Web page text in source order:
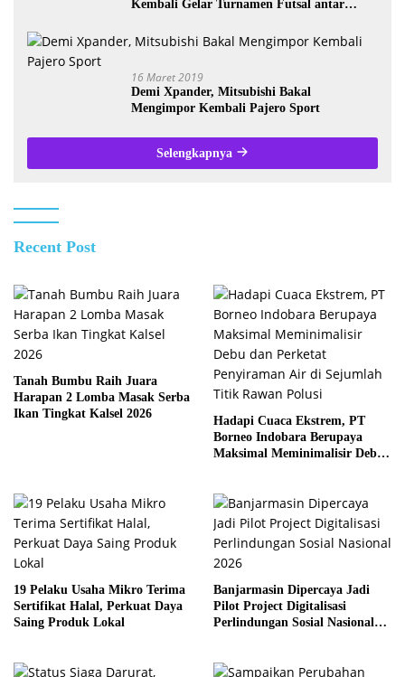
Kembali Gelar Turnamen Futsal antar
16 Maret 2019
Demi Xpander, Mitsubishi Bakal
Mengimpor Kembali Pajero Sport
Selengkapnya
Recent Post
Tanah Bumbu Raih Juara
Harapan 2 Lomba Masak Serba
Ikan Tingkat Kalsel 2026
Hadapi Cuaca Ekstrem, PT
Borneo Indobara Berupaya
Maksimal Meminimalisir Debu
19 Pelaku Usaha Mikro Terima
Sertifikat Halal, Perkuat Daya
Saing Produk Lokal
Banjarmasin Dipercaya Jadi
Pilot Project Digitalisasi
Perlindungan Sosial Nasional